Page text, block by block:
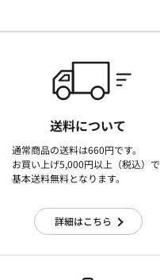
送料について
通常商品の送料は660円です。
お買い上げ5,000円以上（税込）で
基本送料無料となります。
詳細はこちら